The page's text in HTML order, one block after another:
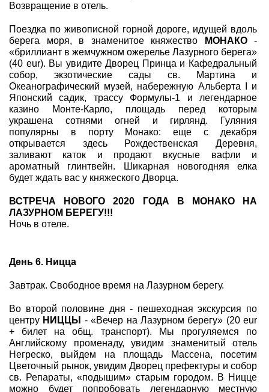
Возвращение в отель.
Поездка по живописной горной дороге, идущей вдоль
берега моря, в знаменитое княжество
МОНАКО-
«бриллиант в жемчужном ожерелье Лазурного берега»
(40 eur). Вы увидите Дворец Принца и Кафедральный
собор, экзотические сады св. Мартина и
Океанографический музей, набережную Альберта I и
Японский садик, трассу Формулы-1 и легендарное
казино Монте-Карло, площадь перед которым
украшена сотнями огней и гирлянд. Гуляния
популярны в порту Монако: еще с декабря
открывается здесь Рождественская Деревня,
заливают каток и продают вкусные вафли и
ароматный глинтвейн. Шикарная новогодняя елка
будет ждать вас у княжеского Дворца.
ВСТРЕЧА НОВОГО 2020 ГОДА В МОНАКО НА
ЛАЗУРНОМ БЕРЕГУ!!!
Ночь в отеле.
День 6. Ницца
Завтрак. Свободное время на Лазурном берегу.
Во второй половине дня - пешеходная экскурсия по
центру НИЦЦЫ
- «Вечер на Лазурном берегу» (20 eur
+ билет на общ. транспорт). Мы прогуляемся по
Английскому променаду, увидим знаменитый отель
Негреско, выйдем на площадь Массена, посетим
Цветочный рынок, увидим Дворец префектуры и собор
cв. Репараты, «подышим» старым городом. В Ницце
можно будет попробовать легендарную местную